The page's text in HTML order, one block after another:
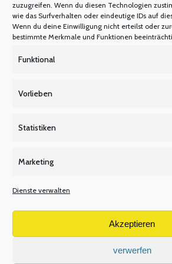
zuzugreifen. Wenn du diesen Technologien
wie das Surfverhalten oder eindeutige IDs auf
Wenn du deine Einwilligung nicht erteilst oder
bestimmte Merkmale und Funktionen
Funktional
Vorlieben
Statistiken
Marketing
Dienste verwalten
Akzeptieren
verwerfen
RECHT/BESOLDUNG/VERSORGUNG
Recht seit dem 1. Januar 2026 Seit
sogenannten Aktivrente, die einen
Hinzuverdienst bei einer
in Höhe von monatlich 2.000 Euro
Nr. 21 EStG). In diesem